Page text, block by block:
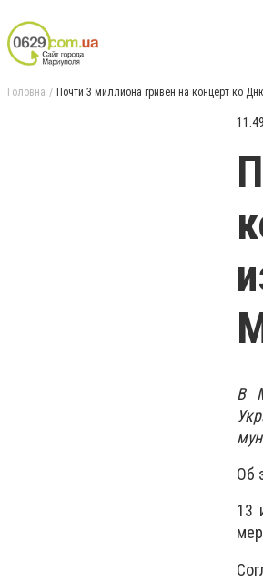
Головна Почти 3 миллиона гривен на концерт ко
В
Об
13